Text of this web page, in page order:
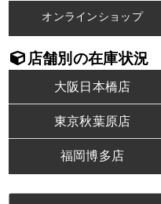
オンラインショップ
店舗別の在庫状況
大阪日本橋店
東京秋葉原店
福岡博多店